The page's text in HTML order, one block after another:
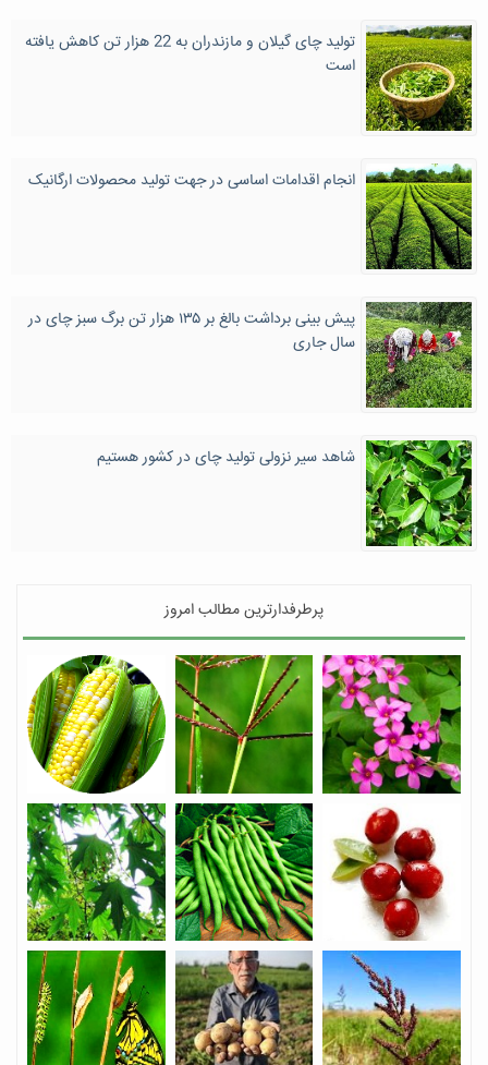
تولید چای گیلان و مازندران به 22 هزار تن کاهش یافته
است
انجام اقدامات اساسی در جهت تولید محصولات ارگانیک
پیش بینی برداشت بالغ بر ۱۳۵ هزار تن برگ سبز چای در
سال جاری
شاهد سیر نزولی تولید چای در کشور هستیم
پرطرفدارترین مطالب امروز